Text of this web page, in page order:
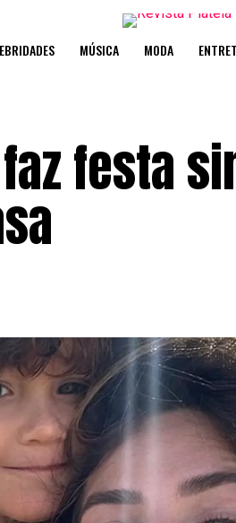
MÚSICA MODA
festa